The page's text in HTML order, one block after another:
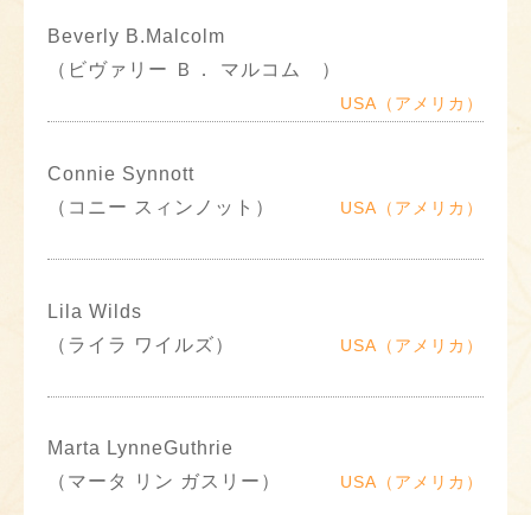
Beverly B.Malcolm
（ビヴァリー Ｂ． マルコム ）
USA（アメリカ）
Connie Synnott
（コニー スィンノット）
USA（アメリカ）
Lila Wilds
（ライラ ワイルズ）
USA（アメリカ）
Marta LynneGuthrie
（マータ リン ガスリー）
USA（アメリカ）